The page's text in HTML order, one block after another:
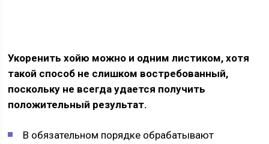
Укоренить хойю можно и одним листиком, хотя
такой способ не слишком востребованный,
поскольку не всегда удается получить
положительный результат.
В обязательном порядке обрабатывают